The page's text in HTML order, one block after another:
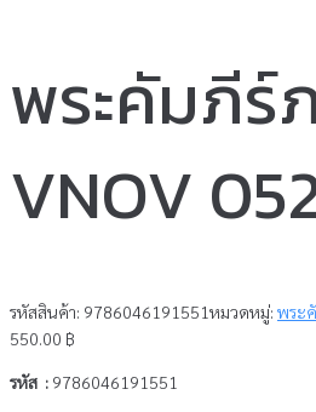
พระคัมภีร์
VNOV
รหัสสินค้า: 9786046191551หมวดหมู่: พระ
550.00 ฿
รหัส : 9786046191551